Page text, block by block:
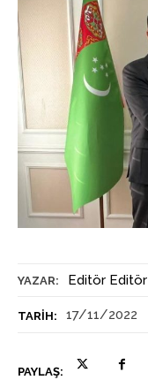
YAZAR: Editör Editör
TARIH: 17/11/2022
PAYLAŞ: